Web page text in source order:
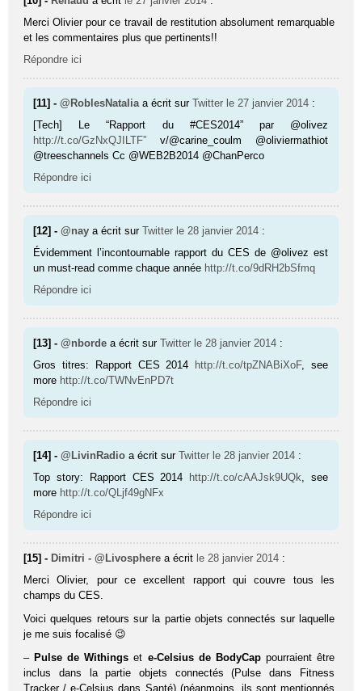
Merci Olivier pour ce travail de restitution absolument remarquable
et les commentaires plus que pertinents!!
Répondre ici
[11] -@RoblesNatalia a écrit surTwitter le 27 janvier 2014 :
[Tech] Le “Rapport du #CES2014” par @olivez
http://t.co/GzNxQJILTF” v/@carine_coulm @oliviermathiot
@treeschannels Cc @WEB2B2014 @ChanPerco
Répondre ici
[12] -@nay a écrit surTwitter le 28 janvier 2014 :
Évidemment l’incontournable rapport du CES de @olivez est
un must-read comme chaque année http://t.co/9dRH2bSfmq
Répondre ici
[13] -@nborde a écrit surTwitter le 28 janvier 2014 :
Gros titres: Rapport CES 2014 http://t.co/tpZNABiXoF, see
more http://t.co/TWNvEnPD7t
Répondre ici
[14] -@LivinRadio a écrit surTwitter le 28 janvier 2014 :
Top story: Rapport CES 2014 http://t.co/cAAJsk9UQk , see
more http://t.co/QLjf49gNFx
Répondre ici
[15] - Dimitri - @Livosphere a écrit le 28 janvier 2014 :
Merci Olivier, pour ce excellent rapport qui couvre tous les
champs du CES.
Voici quelques retours sur la partie objets connectés sur laquelle
je me suis focalisé 😉
–Pulse de Withings et e-Celsius de BodyCappourraient être
inclus dans la partie objets connectés (Pulse dans Fitness
Tracker / e-Celsius dans Santé) (néanmoins, ils sont mentionnés